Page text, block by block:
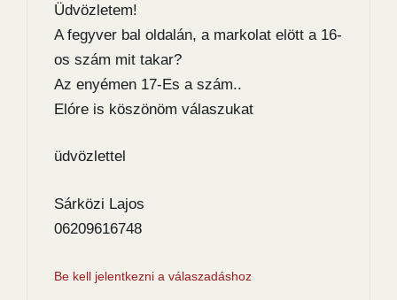
Üdvözletem!
A fegyver bal oldalán, a markolat elött a 16-
os szám mit takar?
Az enyémen 17-Es a szám..
Elóre is köszönöm válaszukat
üdvözlettel
Sárközi Lajos
06209616748
Be kell jelentkezni a válaszadáshoz